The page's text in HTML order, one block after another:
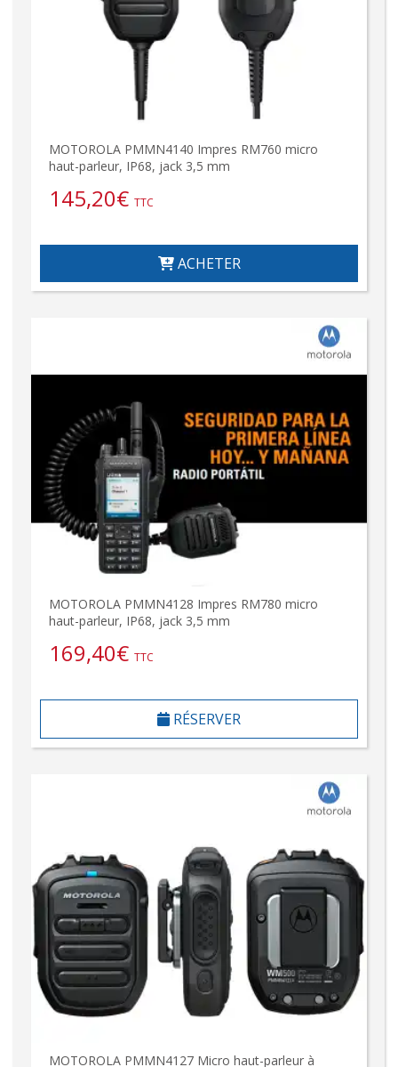
MOTOROLA PMMN4140 Impres RM760 micro
haut-parleur, IP68, jack 3,5 mm
145,20€ TTC
ACHETER
MOTOROLA PMMN4128 Impres RM780 micro
haut-parleur, IP68, jack 3,5 mm
169,40€ TTC
RÉSERVER
MOTOROLA PMMN4127 Micro haut-parleur à